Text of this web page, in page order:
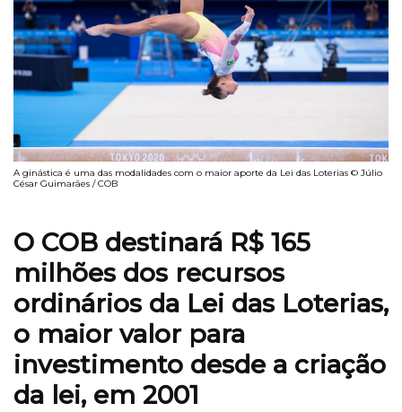
A ginástica é uma das modalidades com o maior aporte da Lei das Loterias © Júlio
César Guimarães / COB
O COB destinará R$ 165
milhões dos recursos
ordinários da Lei das Loterias,
o maior valor para
investimento desde a criação
da lei, em 2001